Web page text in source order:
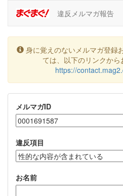
違反メルマガ報告
身に覚えのないメルマガ登録
ては、以下のリンクから
https://
メルマガID
違反項目
お名前